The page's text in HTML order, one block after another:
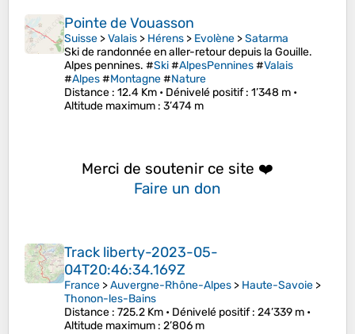
Pointe de Vouasson
Suisse >Valais > Hérens > Evolène >Satarma
Ski de randonnée en aller-retour depuis la Gouille.
Alpes pennines. #Ski#AlpesPennines#Valais
#Alpes#Montagne#Nature
Distance : 12.4 Km • Dénivelé positif: 1’348 m •
Altitude maximum : 3’474 m
Merci de soutenir ce site ❤️
Faire un don
Track liberty-2023-05-
04T20:46:34.169Z
France >Auvergne-Rhône-Alpes > Haute-Savoie >
Thonon-les-Bains
Distance : 725.2 Km • Dénivelé positif: 24’339 m •
Altitude maximum : 2’806 m